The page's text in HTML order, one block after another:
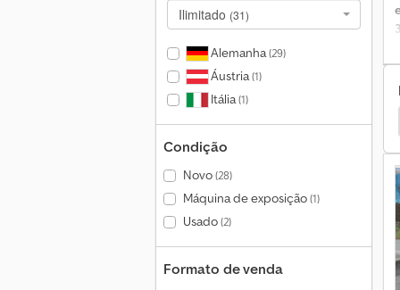
Ilimitado (31)
Alemanha(29)
Áustria(1)
Itália(1)
Condição
Novo(28)
Máquina de exposição(1)
Usado(2)
Formato de venda
Goldhofer Máquinas De Construção De Baixa Carga